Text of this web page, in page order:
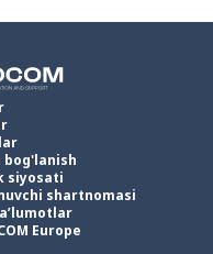
bog'lanish
siyosati
shartnomasi
Europe